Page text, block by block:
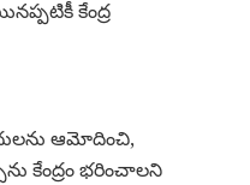
కేంద్ర
ఆమోదించి,
కేంద్రం భరించాలని